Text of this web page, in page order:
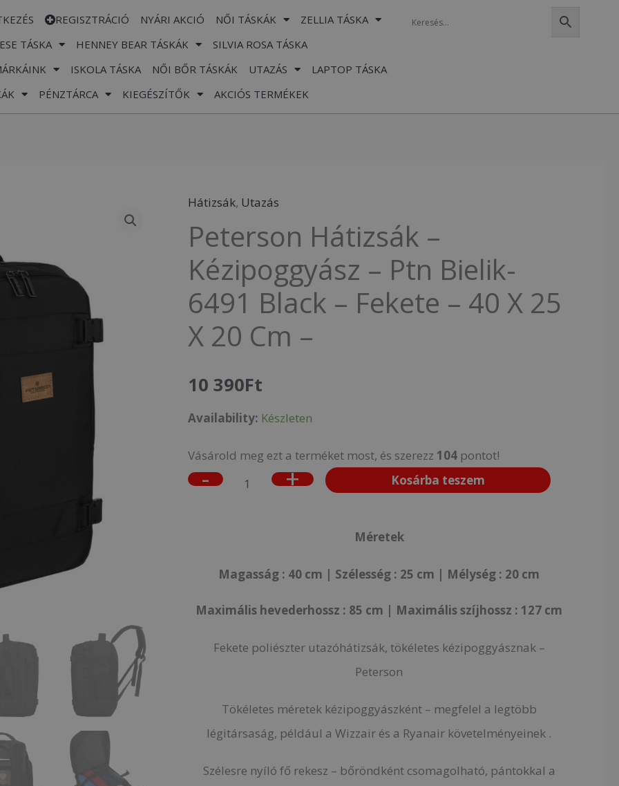
REGISZTRÁCIÓ NYÁRI AKCIÓ NŐI TÁSKÁK
ZELLIA TÁSKA
TÁSKA
HENNEY BEAR TÁSKÁK
SILVIA ROSA TÁSKA
ISKOLA TÁSKA NŐI BŐR TÁSKÁK UTAZÁS
LAPTOP TÁSKA
PÉNZTÁRCA KIEGÉSZÍTŐK AKCIÓS TERMÉKEK
Hátizsák, Utazás
Peterson Hátizsák –
Kézipoggyász – Ptn Bielik-
6491 Black – Fekete – 40 X 25
X 20 Cm –
10 390Ft
Availability: Készleten
Vásárold meg ezt a terméket most, és szerezz 104 pontot!
-
Peterson
Hátizsák
Kézipoggyász
-
Ptn
6491
-
Fekete
X
Cm
-
+ Kosárba teszem
Méretek
Magasság : 40 cm | Szélesség : 25 cm | Mélység : 20 cm
Maximális hevederhossz : 85 cm | Maximális szíjhossz : 127 cm
Fekete poliészter utazóhátizsák, tökéletes kézipoggyásznak –
Peterson
Tökéletes méretek kézipoggyászként – megfelel a legtöbb
légitársaság, például a Wizzair és a Ryanair követelményeinek .
Szélesre nyíló fő rekesz – bőröndként csomagolható, pántokkal a